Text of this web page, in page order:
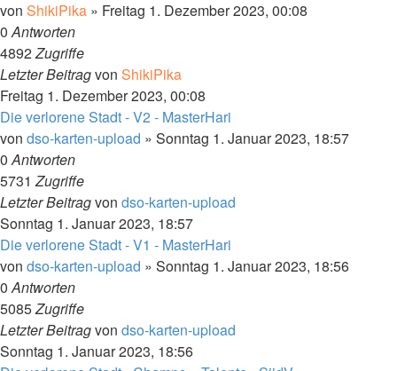
von ShikiPika » Freitag 1. Dezember 2023, 00:08
0Antworten
4892Zugriffe
Letzter Beitragvon ShikiPika
Freitag 1. Dezember 2023, 00:08
Die verlorene Stadt - V2 - MasterHari
von dso-karten-upload » Sonntag 1. Januar 2023, 18:57
0Antworten
5731Zugriffe
Letzter Beitragvon dso-karten-upload
Sonntag 1. Januar 2023, 18:57
Die verlorene Stadt - V1 - MasterHari
von dso-karten-upload » Sonntag 1. Januar 2023, 18:56
0Antworten
5085Zugriffe
Letzter Beitragvon dso-karten-upload
Sonntag 1. Januar 2023, 18:56